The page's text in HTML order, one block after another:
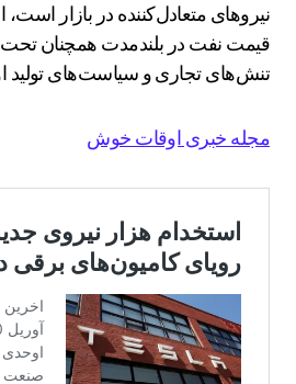
نیروهای متعادل‌کننده در بازار
قیمت نفت در بلندمدت همچنان تحت
تنش‌های تجاری و سیاست‌های تولید
مجله خبری اوقات خوش